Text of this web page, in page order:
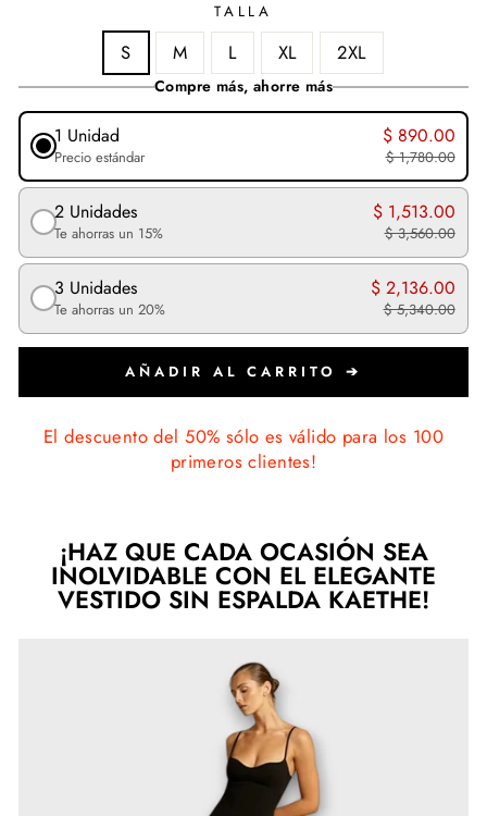
TALLA
S M L XL 2XL
Compre más, ahorre más
1 Unidad
Precio estándar
$ 890.00
$ 1,780.00
2 Unidades
Te ahorras un 15%
$ 1,513.00
$ 3,560.00
3 Unidades
Te ahorras un 20%
$ 2,136.00
$ 5,340.00
AÑADIR AL CARRITO ➔
El descuento del 50% sólo es válido para los 100
primeros clientes!
¡HAZ QUE CADA OCASIÓN SEA
INOLVIDABLE CON EL ELEGANTE
VESTIDO SIN ESPALDA KAETHE!